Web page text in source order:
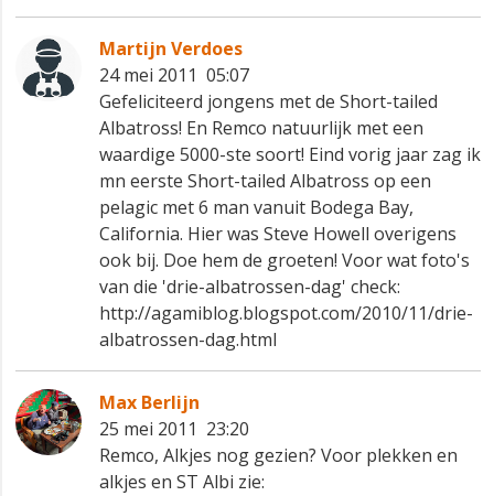
Martijn Verdoes
24 mei 2011 05:07
Gefeliciteerd jongens met de Short-tailed
Albatross! En Remco natuurlijk met een
waardige 5000-ste soort! Eind vorig jaar zag ik
mn eerste Short-tailed Albatross op een
pelagic met 6 man vanuit Bodega Bay,
California. Hier was Steve Howell overigens
ook bij. Doe hem de groeten! Voor wat foto's
van die 'drie-albatrossen-dag' check:
http://agamiblog.blogspot.com/2010/11/drie-
albatrossen-dag.html
Max Berlijn
25 mei 2011 23:20
Remco, Alkjes nog gezien? Voor plekken en
alkjes en ST Albi zie: